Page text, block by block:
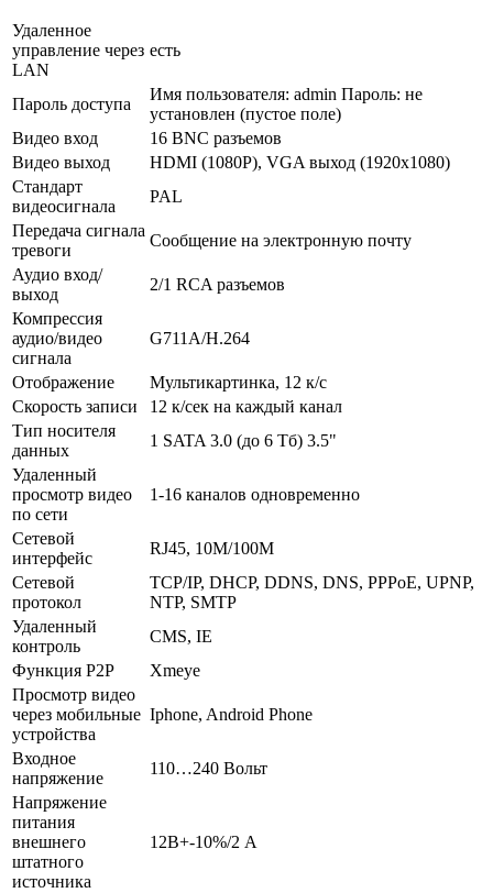
Удаленное
управление через
LAN
есть
Пароль доступа
Имя пользователя: admin Пароль: не
установлен (пустое поле)
Видео вход
16 BNC разъемов
Видео выход
HDMI (1080P), VGA выход (1920х1080)
Стандарт
видеосигнала
PAL
Передача сигнала
тревоги
Сообщение на электронную почту
Аудио вход/
выход
2/1 RCA разъемов
Компрессия
аудио/видео
сигнала
G711A/Н.264
Отображение
Мультикартинка, 12 к/с
Скорость записи
12 к/сек на каждый канал
Тип носителя
данных
1 SATA 3.0 (до 6 Тб) 3.5"
Удаленный
просмотр видео
по сети
1-16 каналов одновременно
Сетевой
интерфейс
RJ45, 10М/100М
Сетевой
протокол
TCP/IP, DHCP, DDNS, DNS, PPPoE, UPNP,
NTP, SMTP
Удаленный
контроль
CMS, IE
Функция P2P
Xmeye
Просмотр видео
через мобильные
устройства
Iphone, Android Phone
Входное
напряжение
110…240 Вольт
Напряжение
питания
внешнего
штатного
источника
12В+-10%/2 А